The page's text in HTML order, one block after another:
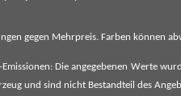
gegen Mehrpreis. Farben können
-Emissionen: Die angegebenen Werte
und sind nicht Bestandteil des